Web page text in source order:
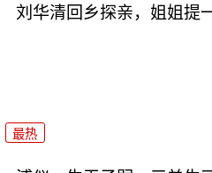
刘华清回乡探亲，姐姐提
最热